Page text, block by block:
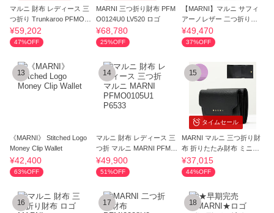
マルニ 財布 レディース 三
つ折り Trunkaroo PFMO01
09U0 MARNI
¥59,202
47%OFF
MARNI 三つ折り財布 PFM
O0124U0 LV520 ロゴ
¥68,780
25%OFF
【MARNI】マルニ サフィ
アーノレザー 二つ折り財
布
¥49,470
37%OFF
13
《MARNI》 Stitched Logo
Money Clip Wallet
¥42,400
63%OFF
14
マルニ 財布 レディース 三
つ折 マルニ MARNI PFMO
0105U1 P6533
¥49,900
51%OFF
タイムセール
15
MARNI マルニ 三つ折り財
布 折りたたみ財布 ミニ財
布 ロゴ 本革
¥37,015
44%OFF
16 17 18